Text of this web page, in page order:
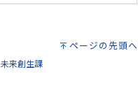
ページの先頭へ
未来創生課